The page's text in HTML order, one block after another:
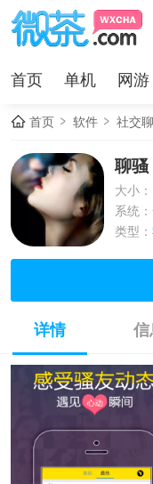
首页 单机 网游
首页 软件 社交
聊骚
大小
系统
类型：
详情 信